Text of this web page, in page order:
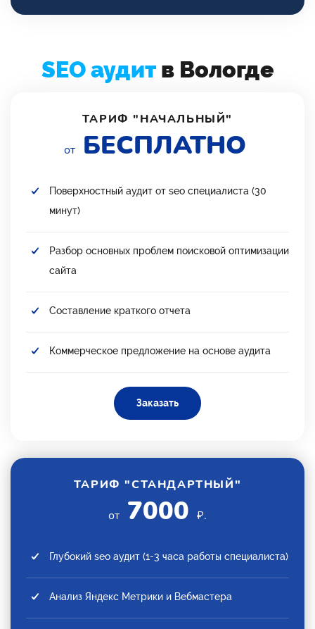
SEO аудит в Вологде
ТАРИФ "НАЧАЛЬНЫЙ"
от БЕСПЛАТНО
Поверхностный аудит от seo специалиста (30
минут)
Разбор основных проблем поисковой оптимизации
сайта
Составление краткого отчета
Коммерческое предложение на основе аудита
Заказать
ТАРИФ "СТАНДАРТНЫЙ"
от 7000 ₽.
Глубокий seo аудит (1-3 часа работы специалиста)
Анализ Яндекс Метрики и Вебмастера